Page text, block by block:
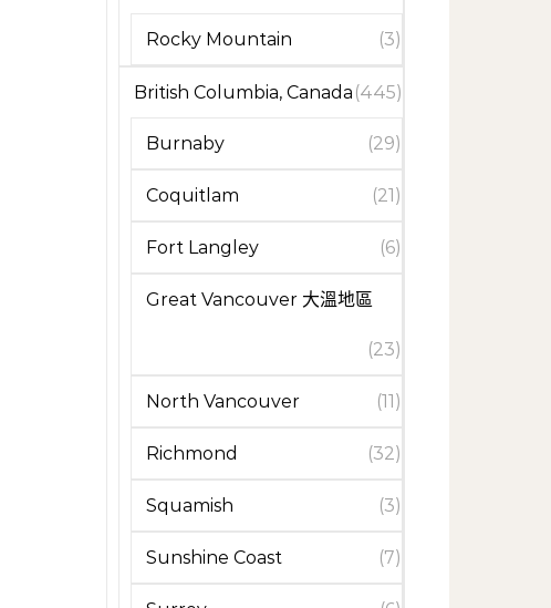
Rocky Mountain (3)
British Columbia, Canada (445)
Burnaby (29)
Coquitlam (21)
Fort Langley (6)
Great Vancouver 大溫地區
(23)
North Vancouver (11)
Richmond (32)
Squamish (3)
Sunshine Coast (7)